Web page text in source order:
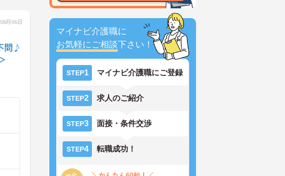
マイナビ介護職に
お気軽にご相談下さい！
STEP1 マイナビ介護職にご登録
STEP2 求人のご紹介
STEP3 面接・条件交渉
STEP4 転職成功！
月06日
問♪